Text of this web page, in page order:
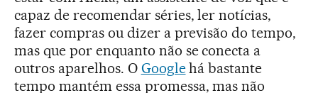
capaz de recomendar séries, ler notícias,
fazer compras ou dizer a previsão do tempo,
mas que por enquanto não se conecta a
outros aparelhos. O Googlehá bastante
tempo mantém essa promessa, mas não